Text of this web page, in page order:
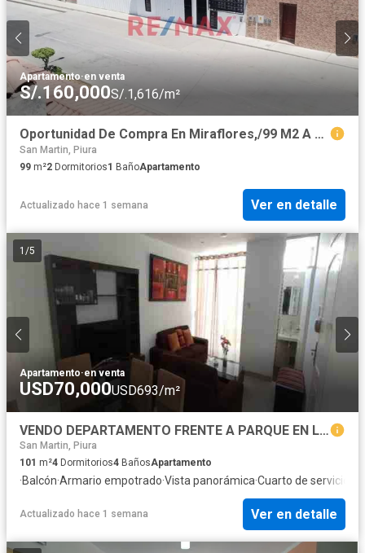
Apartamento·en venta
S/.160,000S/.1,616/m²
Oportunidad De Compra En Miraflores,/99 M2 A Precio De Ocasión
San Martin, Piura
99 m²2 Dormitorios1 BañoApartamento
Actualizado hace 1 semana Ver en detalle
1 /5
Apartamento·en venta
USD70,000USD693/m²
VENDO DEPARTAMENTO FRENTE A PARQUE EN LA URB MIRAFLORES - CASTILLA
San Martin, Piura
101 m²4 Dormitorios4 BañosApartamento
·Balcón·Armario empotrado·Vista panorámica·Cuarto de servicio
Actualizado hace 1 semana Ver en detalle